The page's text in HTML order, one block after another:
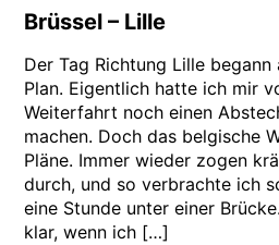
Brüssel – Lille
Der Tag Richtung Lille
Plan. Eigentlich hatte ich mir
Weiterfahrt noch einen
machen. Doch das belgische
Pläne. Immer wieder zogen
durch, und so verbrachte ich
eine Stunde unter einer
klar, wenn ich […]